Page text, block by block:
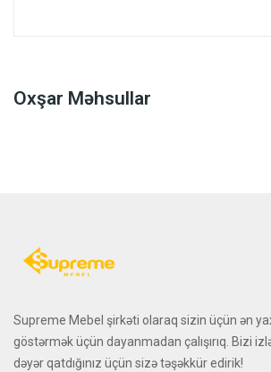
Oxşar Məhsullar
Supreme Mebel şirkəti olaraq sizin üçün ən
göstərmək üçün dayanmadan çalışırıq. Bizi
dəyər qatdığınız üçün sizə təşəkkür edirik!